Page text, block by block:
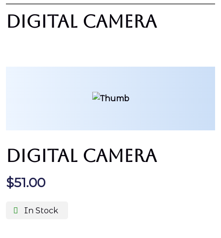
Digital Camera
Digital Camera
$51.00
In Stock